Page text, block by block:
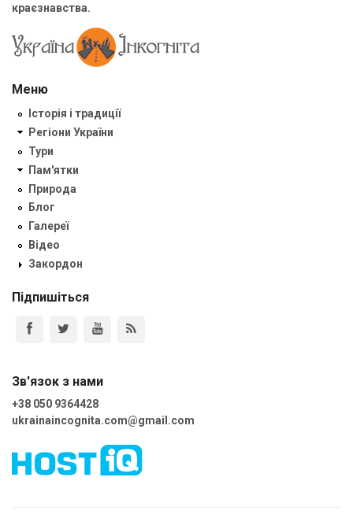
краєзнавства.
Меню
Історія і традиції
Регіони України
Тури
Пам'ятки
Природа
Блог
Галереї
Відео
Закордон
Підпишіться
Зв'язок з нами
+38 050 9364428
ukrainaincognita.com@gmail.com